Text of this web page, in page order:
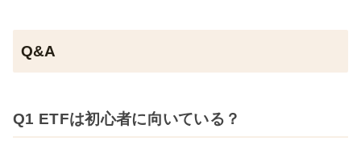
Q&A
Q1 ETFは初心者に向いている？